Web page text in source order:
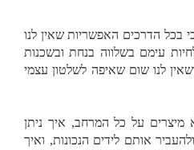
בכל הדרכים האפשריות שאין לנו
עימם בשלווה בנחת ובשכנות
לנו שום שאיפה לשלטון עצמי
מיצרים על כל המרחב, איך ניתן
אותם לידים הנכונות, ואיך